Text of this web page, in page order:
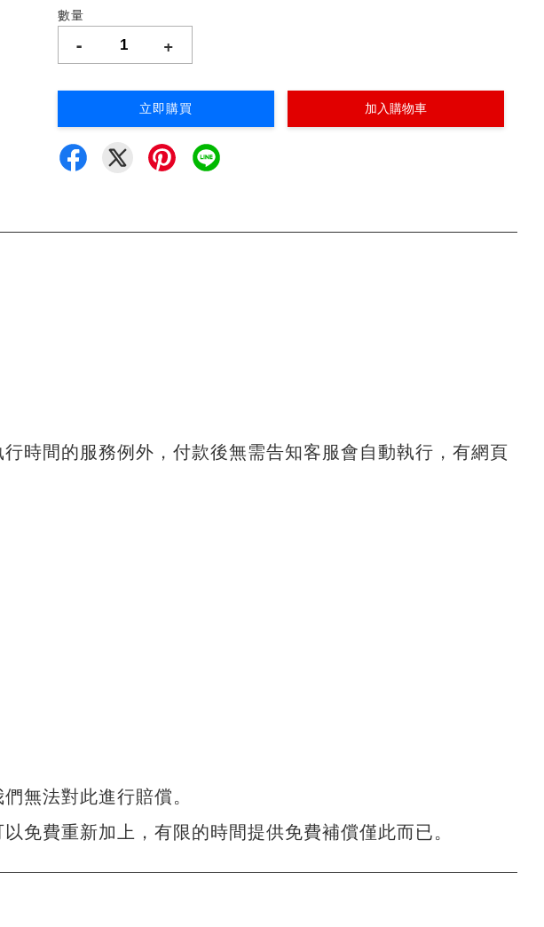
數量
- +
立即購買 加入購物車
時間的服務例外，付款後無需告知客服會自動執行，有網頁
無法對此進行賠償。
免費重新加上，有限的時間提供免費補償僅此而已。